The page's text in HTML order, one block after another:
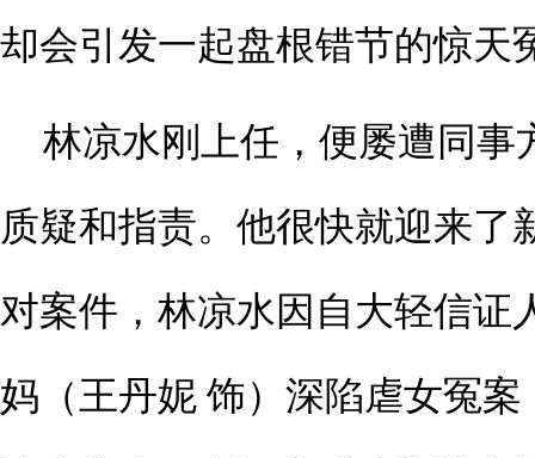
却会引发一起盘根错节的惊天
林凉水刚上任，便屡遭同事
质疑和指责。他很快就迎来了
对案件，林凉水因自大轻信证
妈（王丹妮 饰）深陷虐女冤